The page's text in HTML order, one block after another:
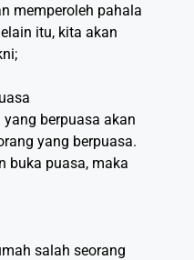
memperoleh pahala
itu, kita akan
berpuasa akan
yang berpuasa.
buka puasa, maka
salah seorang